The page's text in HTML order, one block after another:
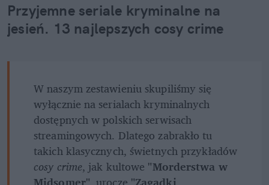
Przyjemne seriale kryminalne na
jesień. 13 najlepszych cosy crime
W naszym zestawieniu skupiliśmy się
wyłącznie na serialach kryminalnych
dostępnych w polskich serwisach
streamingowych. Dlatego zabrakło tu
cosy crime, jak kultowe "Morderstwa w